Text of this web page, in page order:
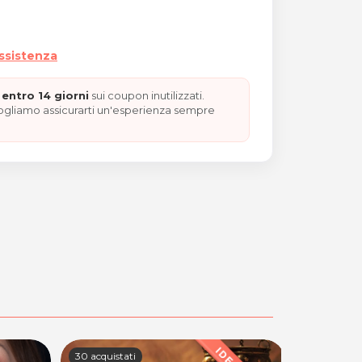
14 giorni sui coupon inutilizzati.
assicurarti un'esperienza sempre
30 acquistati